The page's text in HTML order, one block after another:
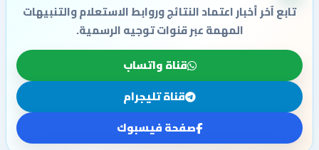
تابع آخر أخبار اعتماد النتائج وروابط الاستعلام والتنبيهات
المهمة عبر قنوات توجيه الرسمية.
قناة واتساب
قناة تليجرام
صفحة فيسبوك